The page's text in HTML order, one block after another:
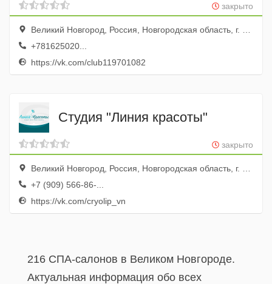
закрыто
Великий Новгород, Россия, Новгородская область, г. Великий Новгород, ул. Германа, д. 31а
+781625020...
https://vk.com/club119701082
Студия "Линия красоты"
закрыто
Великий Новгород, Россия, Новгородская область, г. Великий Новгород, ул. Людогоща, д. 3
+7 (909) 566-86-...
https://vk.com/cryolip_vn
216 СПА-салонов в Великом Новгороде.
Актуальная информация обо всех